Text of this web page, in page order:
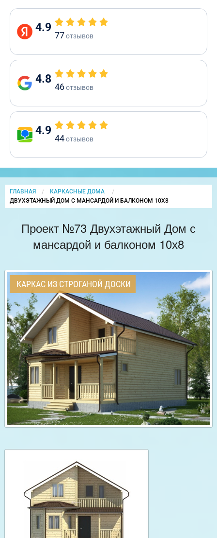
4.9
77отзывов
4.8
46отзывов
4.9
44отзывов
ГЛАВНАЯ
КАРКАСНЫЕ ДОМА
CURRENT:
ДВУХЭТАЖНЫЙ ДОМ С МАНСАРДОЙ И БАЛКОНОМ 10Х8
Проект №73 Двухэтажный Дом с
мансардой и балконом 10х8
КАРКАС ИЗ СТРОГАНОЙ ДОСКИ